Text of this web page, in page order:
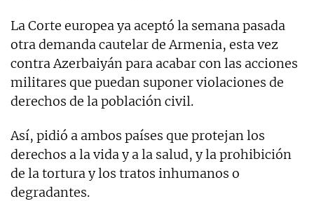
La Corte europea ya aceptó la semana pasada
otra demanda cautelar de Armenia, esta vez
contra Azerbaiyán para acabar con las acciones
militares que puedan suponer violaciones de
derechos de la población civil.
Así, pidió a ambos países que protejan los
derechos a la vida y a la salud, y la prohibición
de la tortura y los tratos inhumanos o
degradantes.